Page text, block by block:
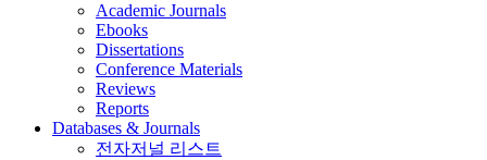
Academic Journals
Ebooks
Dissertations
Conference Materials
Reviews
Reports
Databases & Journals
전자저널 리스트